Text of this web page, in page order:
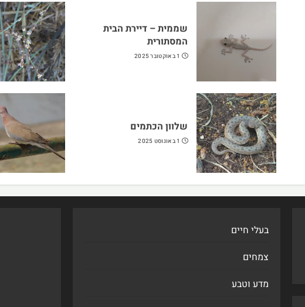
שממית – דיירת הבית
המסתורית
1 באוקטובר 2025
שלוון הכתמים
1 באוגוסט 2025
בעלי חיים
צמחים
מדע וטבע